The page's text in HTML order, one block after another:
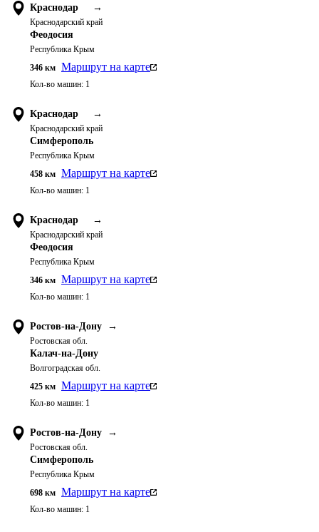
Краснодар →
Краснодарский край
Феодосия
Республика Крым
346 км Маршрут на карте
Кол-во машин: 1
Краснодар →
Краснодарский край
Симферополь
Республика Крым
458 км Маршрут на карте
Кол-во машин: 1
Краснодар →
Краснодарский край
Феодосия
Республика Крым
346 км Маршрут на карте
Кол-во машин: 1
Ростов-на-Дону →
Ростовская обл.
Калач-на-Дону
Волгоградская обл.
425 км Маршрут на карте
Кол-во машин: 1
Ростов-на-Дону →
Ростовская обл.
Симферополь
Республика Крым
698 км Маршрут на карте
Кол-во машин: 1